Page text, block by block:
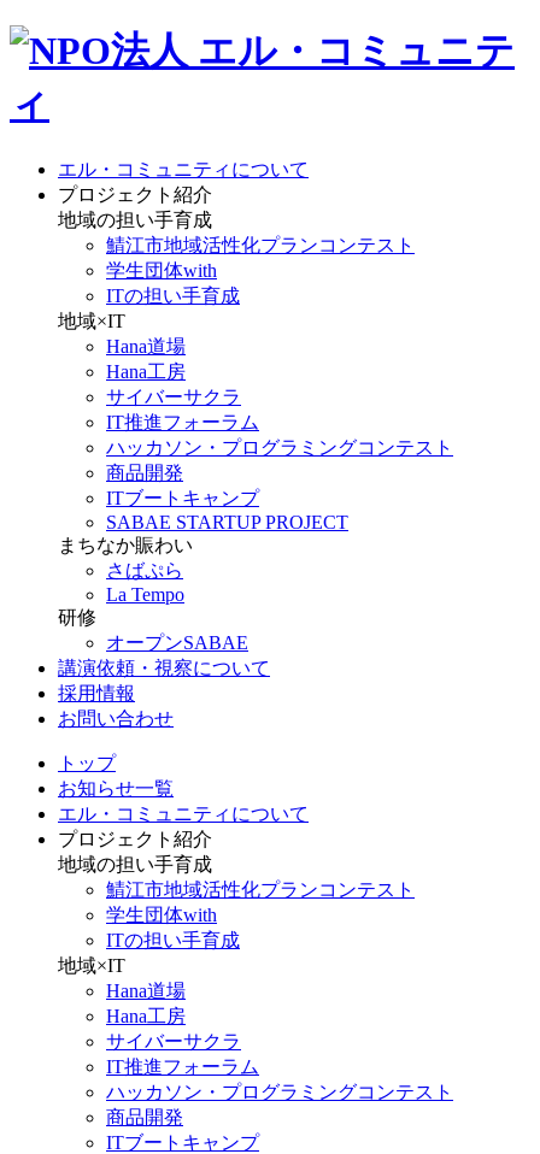
エル・コミュニティについて
プロジェクト紹介
地域の担い手育成
鯖江市地域活性化プランコンテスト
学生団体with
ITの担い手育成
地域×IT
Hana道場
Hana工房
サイバーサクラ
IT推進フォーラム
ハッカソン・プログラミングコンテスト
商品開発
ITブートキャンプ
SABAE STARTUP PROJECT
まちなか賑わい
さばぷら
La Tempo
研修
オープンSABAE
講演依頼・視察について
採用情報
お問い合わせ
トップ
お知らせ一覧
エル・コミュニティについて
プロジェクト紹介
地域の担い手育成
鯖江市地域活性化プランコンテスト
学生団体with
ITの担い手育成
地域×IT
Hana道場
Hana工房
サイバーサクラ
IT推進フォーラム
ハッカソン・プログラミングコンテスト
商品開発
ITブートキャンプ